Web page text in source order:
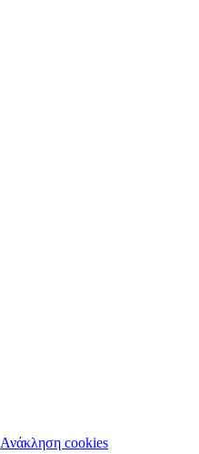
Ανάκληση cookies